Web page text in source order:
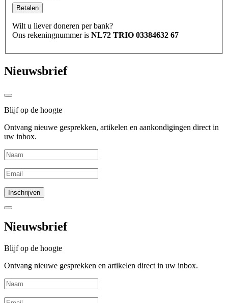
Betalen
Wilt u liever doneren per bank?
Ons rekeningnummer is NL72 TRIO 03384632 67
Nieuwsbrief
Blijf op de hoogte
Ontvang nieuwe gesprekken, artikelen en aankondigingen direct in
uw inbox.
Nieuwsbrief
Blijf op de hoogte
Ontvang nieuwe gesprekken en artikelen direct in uw inbox.